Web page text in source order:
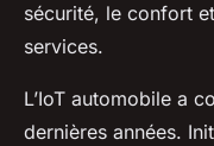
sécurité, le confort
services.
L’IoT automobile a
dernières années.